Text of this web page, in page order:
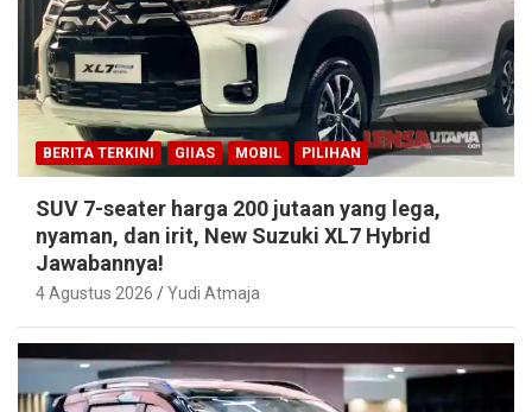
BERITA TERKINI GIIAS MOBIL PILIHAN
SUV 7-seater harga 200 jutaan yang lega,
nyaman, dan irit, New Suzuki XL7 Hybrid
Jawabannya!
4 Agustus 2026 Yudi Atmaja